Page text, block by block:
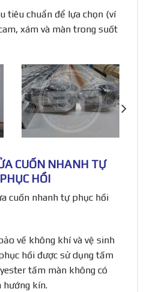
tiêu chuẩn để lựa chọn (ví
xám và màn trong suốt
CUỐN NHANH TỰ
HỒI
cuốn nhanh tự phục hồi
về không khí và vệ sinh
hồi được sử dụng tấm
tấm màn không có
hướng kín.